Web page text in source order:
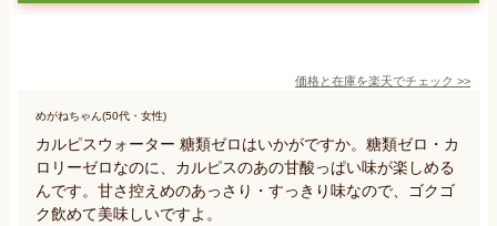
価格と在庫を楽天でチェック >>
めがねちゃん(50代・女性)
カルピスウォーター 糖類ゼロはいかがですか。糖類ゼロ・カ
ロリーゼロなのに、カルピスのあの甘酸っぱい味が楽しめる
んです。甘さ控えめのあっさり・すっきり味なので、ゴクゴ
ク飲めて美味しいですよ。